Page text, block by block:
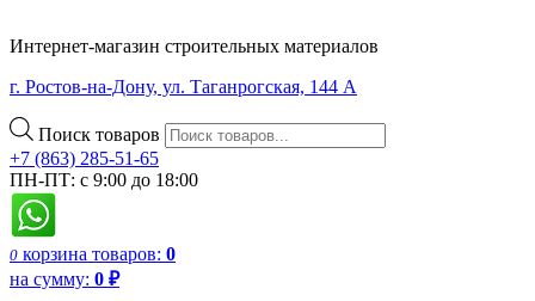
Интернет-магазин строительных материалов
г. Ростов-на-Дону, ул. Таганрогская, 144 А
Поиск товаров
+7 (863) 285-51-65
ПН-ПТ: с 9:00 до 18:00
0 корзина товаров: 0
на сумму: 0 ₽